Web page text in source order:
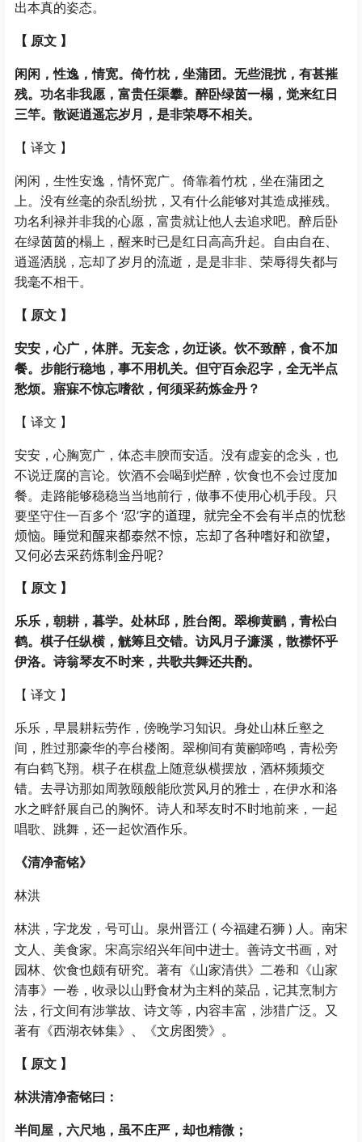
出本真的姿态。
【 原文 】
闲闲，性逸，情宽。倚竹枕，坐蒲团。无些混扰，有甚摧
残。功名非我愿，富贵任渠攀。醉卧绿茵一榻，觉来红日
三竿。散诞逍遥忘岁月，是非荣辱不相关。
【 译文 】
闲闲，生性安逸，情怀宽广。倚靠着竹枕，坐在蒲团之
上。没有丝毫的杂乱纷扰，又有什么能够对其造成摧残。
功名利禄并非我的心愿，富贵就让他人去追求吧。醉后卧
在绿茵茵的榻上，醒来时已是红日高高升起。自由自在、
逍遥洒脱，忘却了岁月的流逝，是是非非、荣辱得失都与
我毫不相干。
【 原文 】
安安，心广，体胖。无妄念，勿迂谈。饮不致醉，食不加
餐。步能行稳地，事不用机关。但守百余忍字，全无半点
愁烦。寤寐不惊忘嗜欲，何须采药炼金丹？
【 译文 】
安安，心胸宽广，体态丰腴而安适。没有虚妄的念头，也
不说迂腐的言论。饮酒不会喝到烂醉，饮食也不会过度加
餐。走路能够稳稳当当地前行，做事不使用心机手段。只
要坚守住一百多个 ‘忍’字的道理，就完全不会有半点的忧愁
烦恼。睡觉和醒来都泰然不惊，忘却了各种嗜好和欲望，
又何必去采药炼制金丹呢？
【 原文 】
乐乐，朝耕，暮学。处林邱，胜台阁。翠柳黄鹂，青松白
鹤。棋子任纵横，觥筹且交错。访风月子濂溪，散襟怀乎
伊洛。诗翁琴友不时来，共歌共舞还共酌。
【 译文 】
乐乐，早晨耕耘劳作，傍晚学习知识。身处山林丘壑之
间，胜过那豪华的亭台楼阁。翠柳间有黄鹂啼鸣，青松旁
有白鹤飞翔。棋子在棋盘上随意纵横摆放，酒杯频频交
错。去寻访那如周敦颐般能欣赏风月的雅士，在伊水和洛
水之畔舒展自己的胸怀。诗人和琴友时不时地前来，一起
唱歌、跳舞，还一起饮酒作乐。
《清净斋铭》
林洪
林洪，字龙发，号可山。泉州晋江 ( 今福建石狮 ) 人。南宋
文人、美食家。宋高宗绍兴年间中进士。善诗文书画，对
园林、饮食也颇有研究。著有《山家清供》二卷和《山家
清事》一卷，收录以山野食材为主料的菜品，记其烹制方
法，行文间有涉掌故、诗文等，内容丰富，涉猎广泛。又
著有《西湖衣钵集》、《文房图赞》。
【 原文 】
林洪清净斋铭曰：
半间屋，六尺地，虽不庄严，却也精微；